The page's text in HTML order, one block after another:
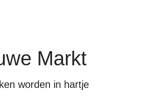
Markt
worden in hartje